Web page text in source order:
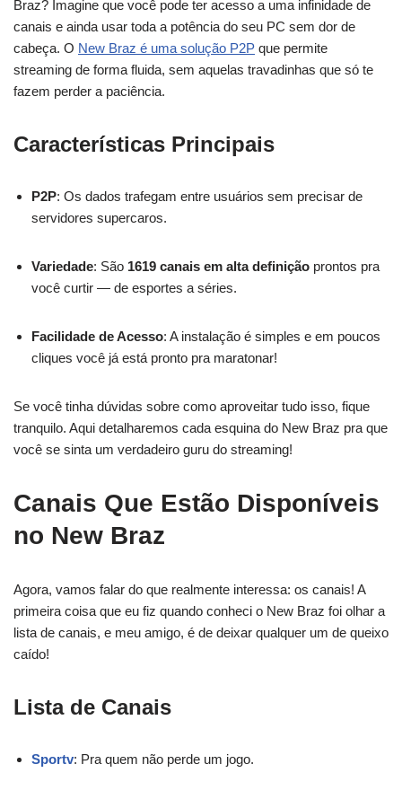
Braz? Imagine que você pode ter acesso a uma infinidade de
canais e ainda usar toda a potência do seu PC sem dor de
cabeça. O New Braz é uma solução P2P que permite
streaming de forma fluida, sem aquelas travadinhas que só te
fazem perder a paciência.
Características Principais
P2P: Os dados trafegam entre usuários sem precisar de
servidores supercaros.
Variedade: São 1619 canais em alta definição prontos pra
você curtir — de esportes a séries.
Facilidade de Acesso: A instalação é simples e em poucos
cliques você já está pronto pra maratonar!
Se você tinha dúvidas sobre como aproveitar tudo isso, fique
tranquilo. Aqui detalharemos cada esquina do New Braz pra que
você se sinta um verdadeiro guru do streaming!
Canais Que Estão Disponíveis
no New Braz
Agora, vamos falar do que realmente interessa: os canais! A
primeira coisa que eu fiz quando conheci o New Braz foi olhar a
lista de canais, e meu amigo, é de deixar qualquer um de queixo
caído!
Lista de Canais
Sportv: Pra quem não perde um jogo.